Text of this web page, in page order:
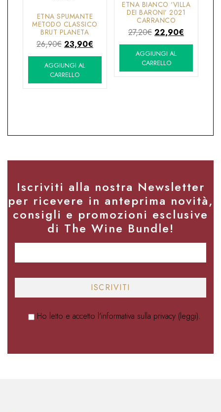
ETNA SPUMANTE
METODO CLASSICO
BRUT PLANETA
26,90€ Il
prezzo
originale
era:
26,90€.
23,90€Il
prezzo
23,90€.
AGGIUNGI AL
CARRELLO
ETNA BIANCO ‘VILLA
DEI BARONI’ 2021
CARRANCO
27,20€ Il
prezzo
originale
era:
27,20€.
22,90€
prezzo
22,90€.
AGGIUNGI AL
CARRELLO
Iscriviti alla nostra Newsletter
per ricevere in anteprima novità,
consigli e promozioni esclusive
di The Wine Bundle!
Ho letto e accetto l'informativa sulla privacy (leggi).